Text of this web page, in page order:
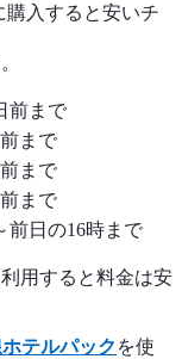
入すると安いチ
前まで
まで
まで
まで
前日の16時まで
用すると料金は安
テルパック を使